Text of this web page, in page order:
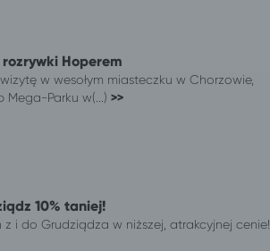
Hoperem
w wesołym miasteczku w Chorzowie,
Mega-Parku w(...) >>
10% taniej!
z i do Grudziądza w niższej, atrakcyjnej cenie!